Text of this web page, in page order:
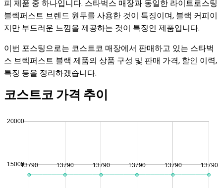
피 제품 중 하나입니다. 스타벅스 매장과 동일한 라이트로스팅
블렉퍼스트 브렌드 원두를 사용한 것이 특징이며, 블랙 커피이
지만 부드러운 느낌을 제공하는 것이 특징인 제품입니다.
이번 포스팅으로는 코스트코 매장에서 판매하고 있는 스타벅
스 브렉퍼스트 블랙 제품의 상품 구성 및 판매 가격, 할인 이력,
특징 등을 정리하겠습니다.
코스트코 가격 추이